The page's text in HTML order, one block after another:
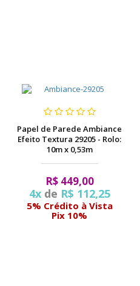
Papel de Parede Ambiance
Efeito Textura 29205 - Rolo:
10m x 0,53m
R$ 449,00
4xde R$ 112,25
5% Crédito à Vista
Pix 10%